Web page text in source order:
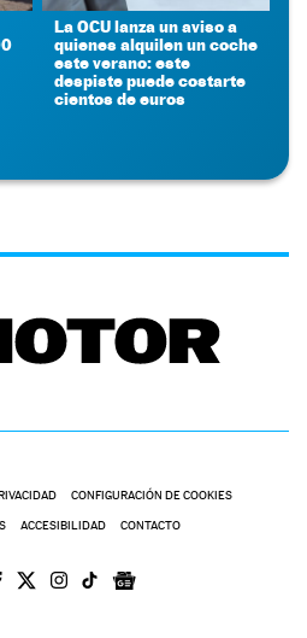
La OCU lanza un aviso a
quienes alquilen un coche
este verano: este
despiste puede costarte
cientos de euros
CONFIGURACIÓN DE COOKIES
ACCESIBILIDAD CONTACTO